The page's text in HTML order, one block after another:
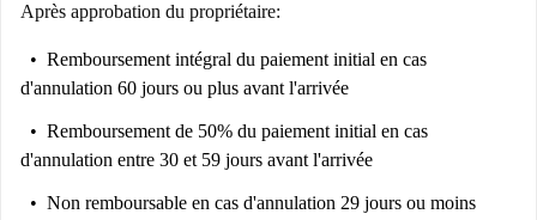
Après approbation du propriétaire:
Remboursement intégral du paiement initial en cas
d'annulation 60 jours ou plus avant l'arrivée
Remboursement de 50% du paiement initial en cas
d'annulation entre 30 et 59 jours avant l'arrivée
Non remboursable en cas d'annulation 29 jours ou moins